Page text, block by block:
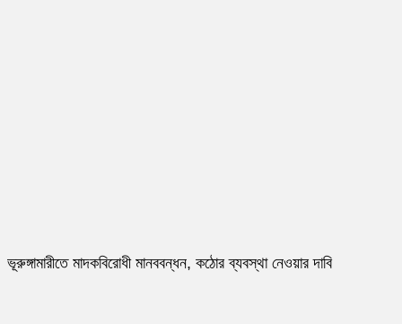
ভূরুঙ্গামারীতে মাদকবিরোধী মানববন্ধন, কঠোর ব্যবস্থা নেওয়ার দাবি